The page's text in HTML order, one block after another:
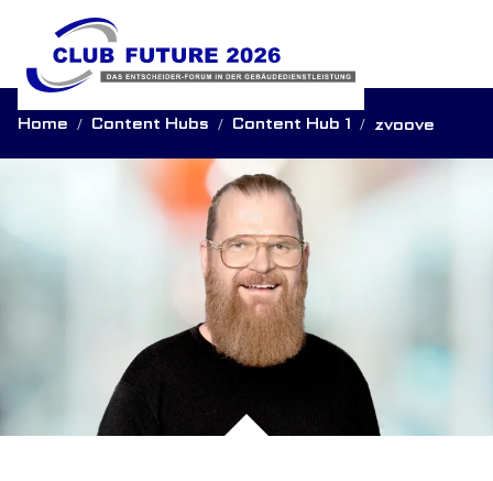
Home Content Hubs Content Hub 1 zvoove